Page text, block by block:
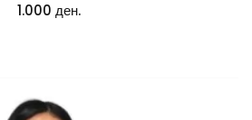
1.000 ден.